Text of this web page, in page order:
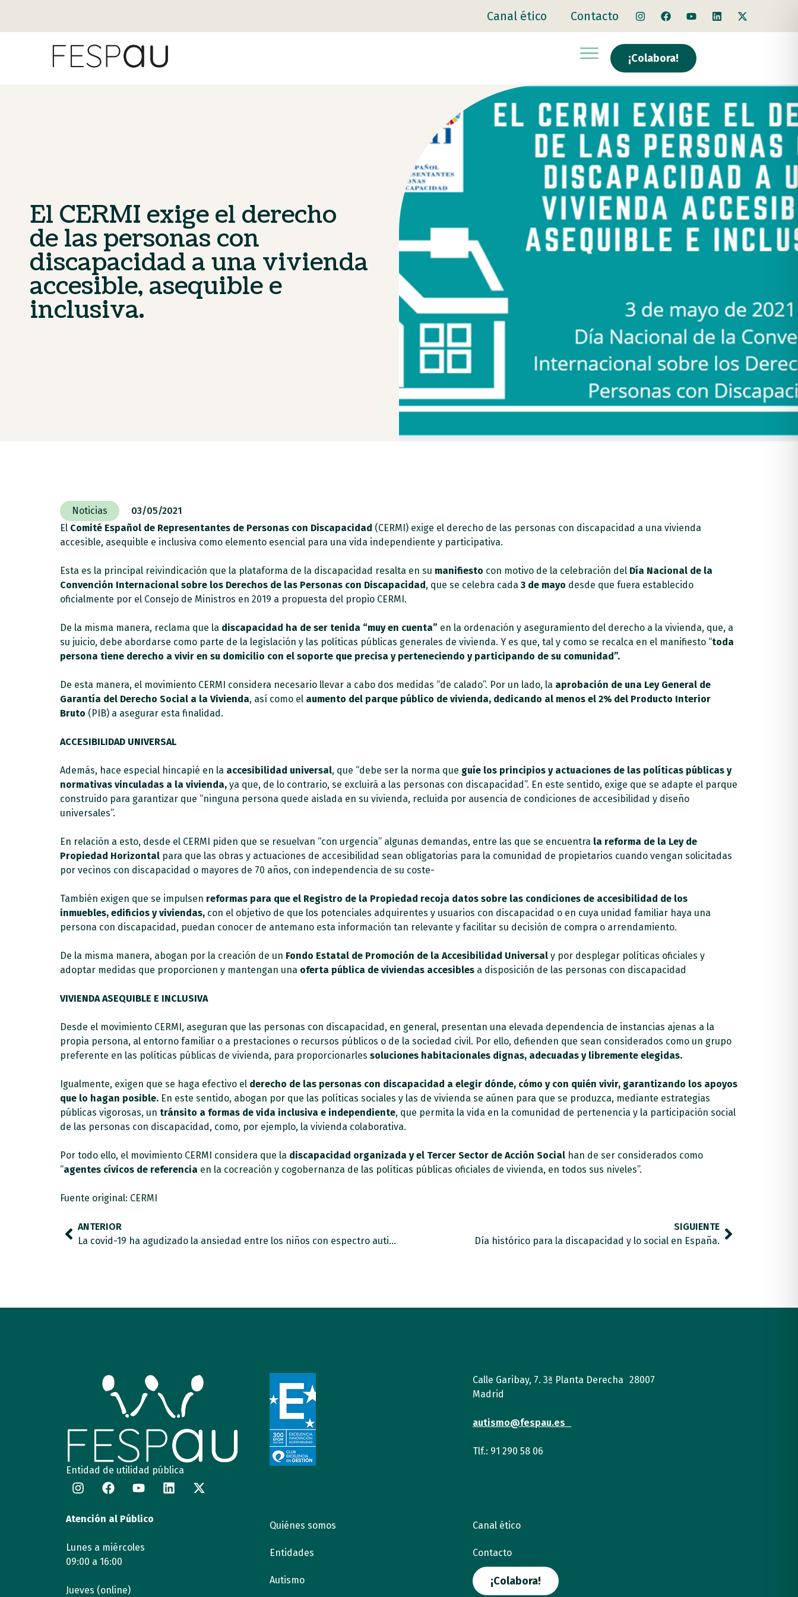
Canal ético Contacto
¡Colabora!
El CERMI exige el derecho
de las personas con
discapacidad a una vivienda
accesible, asequible e
inclusiva.
Noticias
03/05/2021
El Comité Español de Representantes de Personas con Discapacidad (CERMI) exige el derecho de las personas con discapacidad a una vivienda
accesible, asequible e inclusiva como elemento esencial para una vida independiente y participativa.
Esta es la principal reivindicación que la plataforma de la discapacidad resalta en su manifiesto con motivo de la celebración del Día Nacional de la
Convención Internacional sobre los Derechos de las Personas con Discapacidad, que se celebra cada 3 de mayo desde que fuera establecido
oficialmente por el Consejo de Ministros en 2019 a propuesta del propio CERMI.
De la misma manera, reclama que la discapacidad ha de ser tenida “muy en cuenta” en la ordenación y aseguramiento del derecho a la vivienda, que, a
su juicio, debe abordarse como parte de la legislación y las políticas públicas generales de vivienda. Y es que, tal y como se recalca en el manifiesto “toda
persona tiene derecho a vivir en su domicilio con el soporte que precisa y perteneciendo y participando de su comunidad”.
De esta manera, el movimiento CERMI considera necesario llevar a cabo dos medidas “de calado”. Por un lado, la aprobación de una Ley General de
Garantía del Derecho Social a la Vivienda, así como el aumento del parque público de vivienda, dedicando al menos el 2% del Producto Interior
Bruto (PIB) a asegurar esta finalidad.
ACCESIBILIDAD UNIVERSAL
Además, hace especial hincapié en la accesibilidad universal, que “debe ser la norma que guíe los principios y actuaciones de las políticas públicas y
normativas vinculadas a la vivienda,ya que, de lo contrario, se excluirá a las personas con discapacidad”. En este sentido, exige que se adapte el parque
construido para garantizar que “ninguna persona quede aislada en su vivienda, recluida por ausencia de condiciones de accesibilidad y diseño
universales”.
En relación a esto, desde el CERMI piden que se resuelvan “con urgencia” algunas demandas, entre las que se encuentra la reforma de la Ley de
Propiedad Horizontalpara que las obras y actuaciones de accesibilidad sean obligatorias para la comunidad de propietarios cuando vengan solicitadas
por vecinos con discapacidad o mayores de 70 años, con independencia de su coste-
También exigen que se impulsen reformas para que el Registro de la Propiedad recoja datos sobre las condiciones de accesibilidad de los
inmuebles, edificios y viviendas,con el objetivo de que los potenciales adquirentes y usuarios con discapacidad o en cuya unidad familiar haya una
persona con discapacidad, puedan conocer de antemano esta información tan relevante y facilitar su decisión de compra o arrendamiento.
De la misma manera, abogan por la creación de un Fondo Estatal de Promoción de la Accesibilidad Universal y por desplegar políticas oficiales y
adoptar medidas que proporcionen y mantengan una oferta pública de viviendas accesibles a disposición de las personas con discapacidad
VIVIENDA ASEQUIBLE E INCLUSIVA
Desde el movimiento CERMI, aseguran que las personas con discapacidad, en general, presentan una elevada dependencia de instancias ajenas a la
propia persona, al entorno familiar o a prestaciones o recursos públicos o de la sociedad civil. Por ello, defienden que sean considerados como un grupo
preferente en las políticas públicas de vivienda, para proporcionarles soluciones habitacionales dignas, adecuadas y libremente elegidas.
Igualmente, exigen que se haga efectivo el derecho de las personas con discapacidad a elegir dónde, cómo y con quién vivir, garantizando los apoyos
que lo hagan posible. En este sentido, abogan por que las políticas sociales y las de vivienda se aúnen para que se produzca, mediante estrategias
públicas vigorosas, un tránsito a formas de vida inclusiva e independiente, que permita la vida en la comunidad de pertenencia y la participación social
de las personas con discapacidad, como, por ejemplo, la vivienda colaborativa.
Por todo ello, el movimiento CERMI considera que la discapacidad organizada y el Tercer Sector de Acción Social han de ser considerados como
“agentes cívicos de referencia en la cocreación y cogobernanza de las políticas públicas oficiales de vivienda, en todos sus niveles”.
Fuente original: CERMI
ANTERIOR
La covid-19 ha agudizado la ansiedad entre los niños con espectro autista
SIGUIENTE
Día histórico para la discapacidad y lo social en España.
Entidad de utilidad pública
Calle Garibay, 7. 3ª Planta Derecha 28007
Madrid
autismo@fespau.es
Tlf.: 91 290 58 06
Atención al Público
Lunes a miércoles
09:00 a 16:00
Jueves (online)
Quiénes somos
Entidades
Autismo
Canal ético
Contacto
¡Colabora!